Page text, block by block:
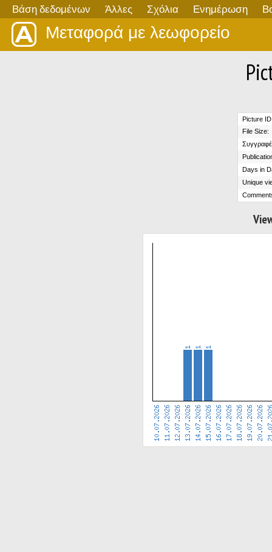
Βάση δεδομένων Άλλες Σχόλια Ενημέρωση
Μεταφορά με λεωφορείο
Picture
File Size:
Days in
Unique